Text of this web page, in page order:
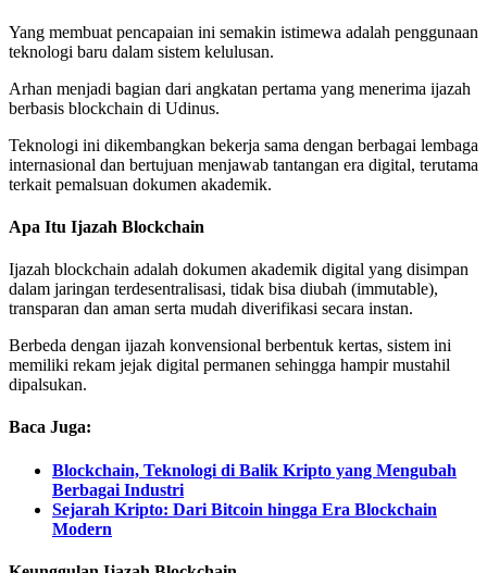
Yang membuat pencapaian ini semakin istimewa adalah penggunaan
teknologi baru dalam sistem kelulusan.
Arhan menjadi bagian dari angkatan pertama yang menerima ijazah
berbasis blockchain di Udinus.
Teknologi ini dikembangkan bekerja sama dengan berbagai lembaga
internasional dan bertujuan menjawab tantangan era digital, terutama
terkait pemalsuan dokumen akademik.
Apa Itu Ijazah Blockchain
Ijazah blockchain adalah dokumen akademik digital yang disimpan
dalam jaringan terdesentralisasi, tidak bisa diubah (immutable),
transparan dan aman serta mudah diverifikasi secara instan.
Berbeda dengan ijazah konvensional berbentuk kertas, sistem ini
memiliki rekam jejak digital permanen sehingga hampir mustahil
dipalsukan.
Baca Juga:
Blockchain, Teknologi di Balik Kripto yang Mengubah
Berbagai Industri
Sejarah Kripto: Dari Bitcoin hingga Era Blockchain
Modern